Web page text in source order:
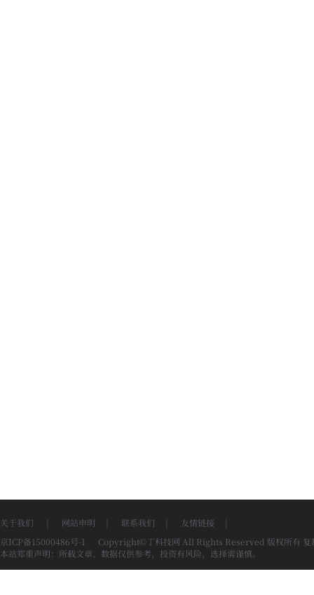
关于我们 | 网站申明 | 联系我们 | 友情链接
|
京ICP备15000486号-1
Copyright©丁科技网 All Rights Reserved 版权所有 复
本站郑重声明：所载文章、数据仅供参考，投资有风险，选择需谨慎。